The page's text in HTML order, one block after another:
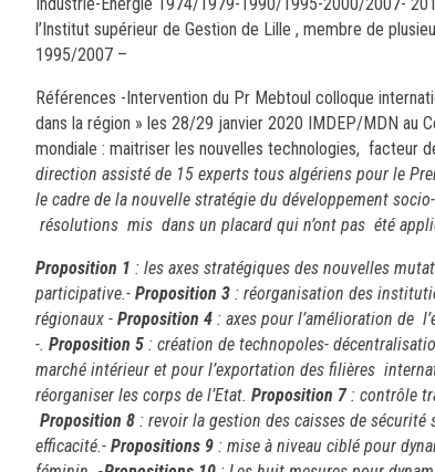
l’Institut supérieur de Gestion de Lille , membre de
1995/2007 –
Références -Intervention du Pr Mebtoul colloque
dans la région » les 28/29 janvier 2020 IMDEP/MDN au
mondiale : maitriser les nouvelles technologies,
direction assisté de 15 experts tous algériens pour le
le cadre de la nouvelle stratégie du développement
résolutions mis dans un placard qui n’ont pas été
Proposition 1 : les axes stratégiques des nouvelles
participative.- Proposition 3 : réorganisation des
régionaux - Proposition 4 : axes pour l’amélioration de
-. Proposition 5 : création de technopoles-
marché intérieur et pour l’exportation des filières
réorganiser les corps de l’Etat. Proposition 7: contrôle
Proposition 8 : revoir la gestion des caisses de
efficacité.- Propositions 9 : mise à niveau ciblé pour